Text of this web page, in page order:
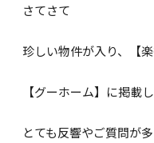
さてさて
珍しい物件が入り、【
【グーホーム】に掲載
とても反響やご質問が